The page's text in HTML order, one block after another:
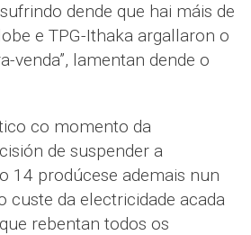
dende que hai máis de
e TPG-Ithaka argallaron o
venda”, lamentan dende o
co momento da
de suspender a
14 prodúcese ademais nun
custe da electricidade acada
rebentan todos os